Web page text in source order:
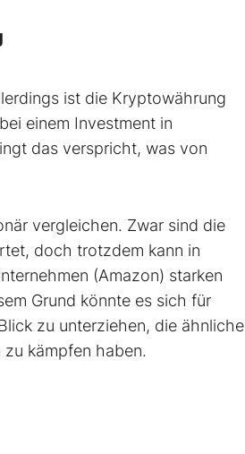
ist die Kryptowährung
einem Investment in
das verspricht, was von
vergleichen. Zwar sind die
doch trotzdem kann in
(Amazon) starken
Grund könnte es sich für
zu unterziehen, die ähnliche
kämpfen haben.